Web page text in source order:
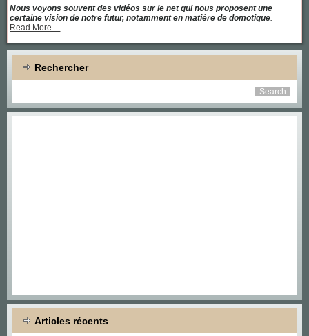
Nous voyons souvent des vidéos sur le net qui nous proposent une
certaine vision de notre futur, notamment en matière de domotique.
Read More
maison
équipée
de
technologies »
…
Rechercher
Articles récents